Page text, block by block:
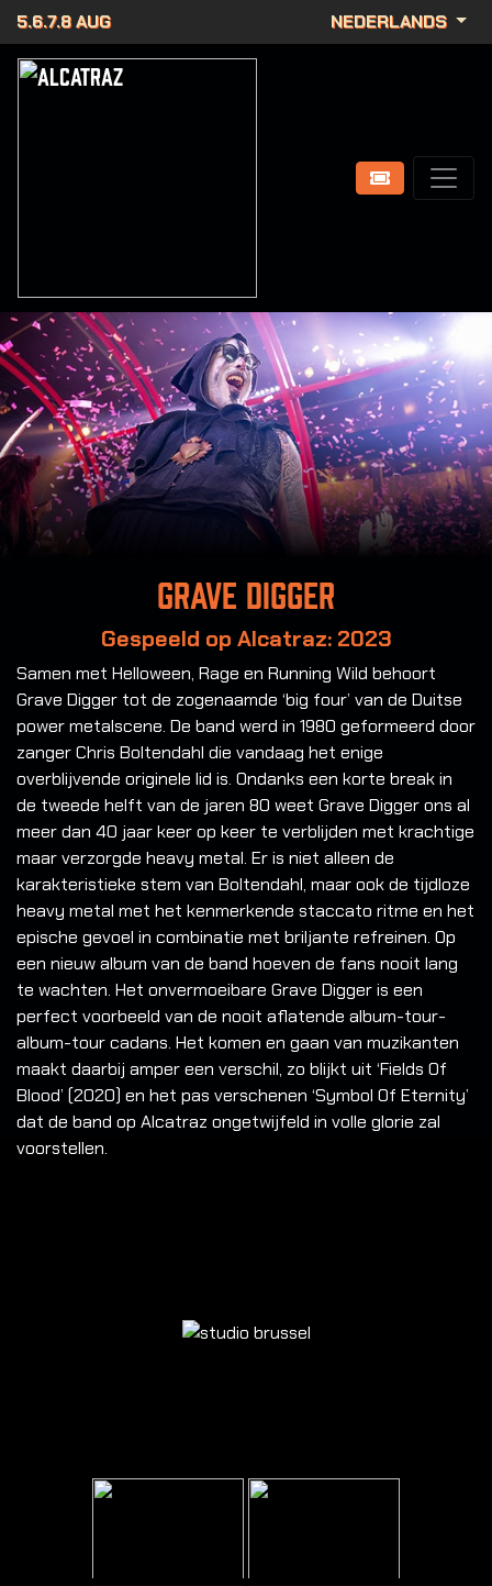
5.6.7.8 AUG NEDERLANDS
Grave Digger
Gespeeld op Alcatraz: 2023
Samen met Helloween, Rage en Running Wild behoort
Grave Digger tot de zogenaamde ‘big four’ van de Duitse
power metalscene. De band werd in 1980 geformeerd door
zanger Chris Boltendahl die vandaag het enige
overblijvende originele lid is. Ondanks een korte break in
de tweede helft van de jaren 80 weet Grave Digger ons al
meer dan 40 jaar keer op keer te verblijden met krachtige
maar verzorgde heavy metal. Er is niet alleen de
karakteristieke stem van Boltendahl, maar ook de tijdloze
heavy metal met het kenmerkende staccato ritme en het
epische gevoel in combinatie met briljante refreinen. Op
een nieuw album van de band hoeven de fans nooit lang
te wachten. Het onvermoeibare Grave Digger is een
perfect voorbeeld van de nooit aflatende album-tour-
album-tour cadans. Het komen en gaan van muzikanten
maakt daarbij amper een verschil, zo blijkt uit ‘Fields Of
Blood’ (2020) en het pas verschenen ‘Symbol Of Eternity’
dat de band op Alcatraz ongetwijfeld in volle glorie zal
voorstellen.